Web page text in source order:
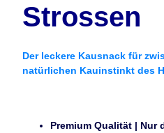
Strossen
Der leckere Kausnack für
natürlichen Kauinstinkt des
Premium Qualität | Nur